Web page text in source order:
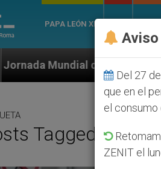
PAPA LEÓN XIV
Seúl 2027
Tagged
Del 27
que en el
el consumo
ZENIT el